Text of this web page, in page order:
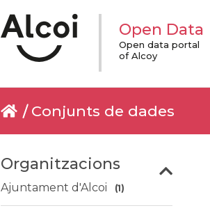
Open Data
Open data portal
of Alcoy
Conjunts de dades
Organitzacions
Ajuntament d'Alcoi (1)